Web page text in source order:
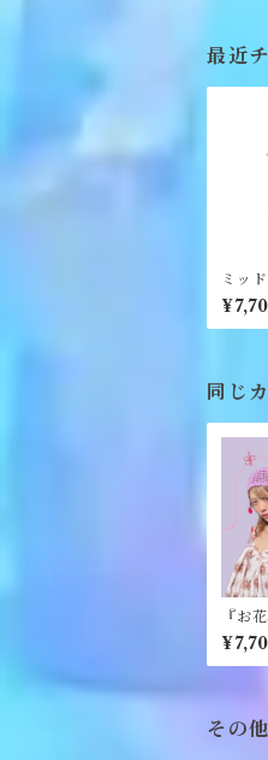
最近
ミッ
yarn
同じ
『お
d
y yarn
その